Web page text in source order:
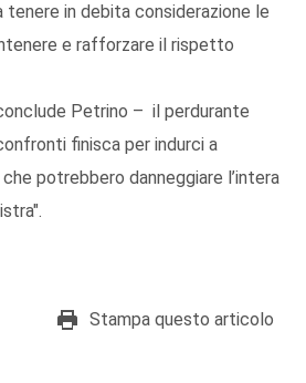
in debita considerazione le
e rafforzare il rispetto
Petrino – il perdurante
finisca per indurci a
potrebbero danneggiare l’intera
Stampa questo articolo